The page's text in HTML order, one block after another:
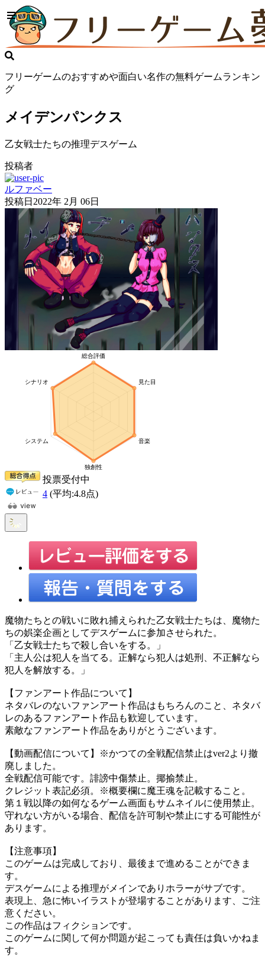
フリーゲームのおすすめや面白い名作の無料ゲームランキン
グ
メイデンパンクス
乙女戦士たちの推理デスゲーム
投稿者
ルファベー
投稿日 2022年 2月 06日
投票受付中
4 (平均:4.8点)
魔物たちとの戦いに敗れ捕えられた乙女戦士たちは、魔物た
ちの娯楽企画としてデスゲームに参加させられた。
「乙女戦士たちで殺し合いをする。」
「主人公は犯人を当てる。正解なら犯人は処刑、不正解なら
犯人を解放する。」
【ファンアート作品について】
ネタバレのないファンアート作品はもちろんのこと、ネタバ
レのあるファンアート作品も歓迎しています。
素敵なファンアート作品をありがとうございます。
【動画配信について】※かつての全戦配信禁止はver2より撤
廃しました。
全戦配信可能です。誹謗中傷禁止。揶揄禁止。
クレジット表記必須。※概要欄に魔王魂を記載すること。
第１戦以降の如何なるゲーム画面もサムネイルに使用禁止。
守れない方がいる場合、配信を許可制や禁止にする可能性が
あります。
【注意事項】
このゲームは完成しており、最後まで進めることができま
す。
デスゲームによる推理がメインでありホラーがサブです。
表現上、急に怖いイラストが登場することがあります、ご注
意ください。
この作品はフィクションです。
このゲームに関して何か問題が起こっても責任は負いかねま
す。